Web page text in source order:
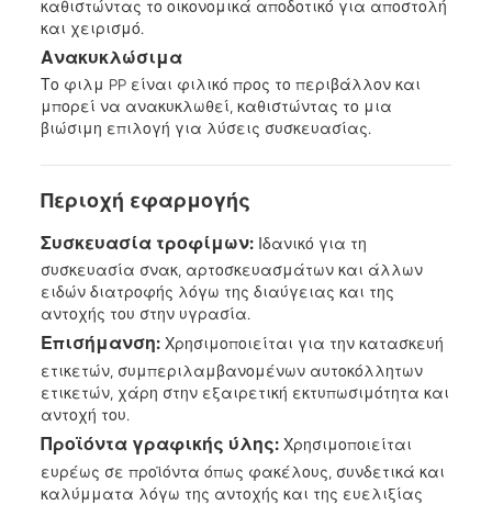
καθιστώντας το οικονομικά αποδοτικό για αποστολή
και χειρισμό.
Ανακυκλώσιμα
Το φιλμ PP είναι φιλικό προς το περιβάλλον και
μπορεί να ανακυκλωθεί, καθιστώντας το μια
βιώσιμη επιλογή για λύσεις συσκευασίας.
Περιοχή εφαρμογής
Συσκευασία τροφίμων: Ιδανικό για τη
συσκευασία σνακ, αρτοσκευασμάτων και άλλων
ειδών διατροφής λόγω της διαύγειας και της
αντοχής του στην υγρασία.
Επισήμανση:Χρησιμοποιείται για την κατασκευή
ετικετών, συμπεριλαμβανομένων αυτοκόλλητων
ετικετών, χάρη στην εξαιρετική εκτυπωσιμότητα και
αντοχή του.
Προϊόντα γραφικής ύλης: Χρησιμοποιείται
ευρέως σε προϊόντα όπως φακέλους, συνδετικά και
καλύμματα λόγω της αντοχής και της ευελιξίας